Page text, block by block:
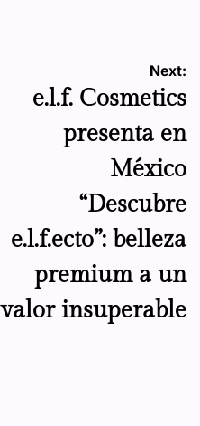
Next:
e.l.f. Cosmetics
presenta en
México
“Descubre
e.l.f.ecto”: belleza
premium a un
valor insuperable